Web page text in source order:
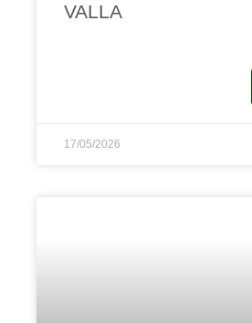
VALLA
17/05/2026